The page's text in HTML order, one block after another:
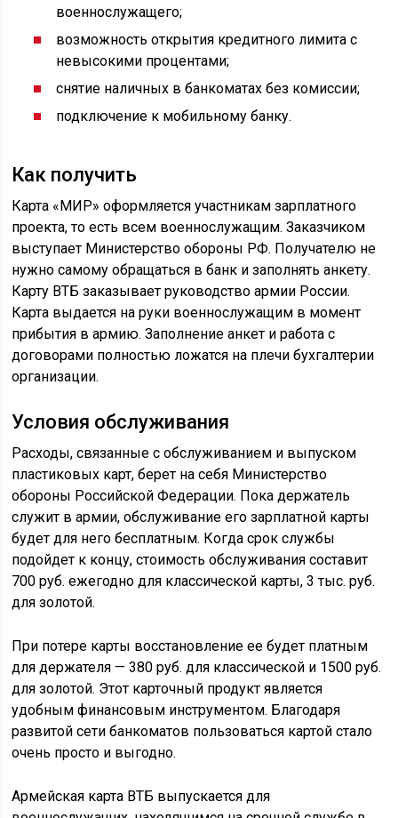
военнослужащего;
возможность открытия кредитного лимита с
невысокими процентами;
снятие наличных в банкоматах без комиссии;
подключение к мобильному банку.
Как получить
Карта «МИР» оформляется участникам зарплатного
проекта, то есть всем военнослужащим. Заказчиком
выступает Министерство обороны РФ. Получателю не
нужно самому обращаться в банк и заполнять анкету.
Карту ВТБ заказывает руководство армии России.
Карта выдается на руки военнослужащим в момент
прибытия в армию. Заполнение анкет и работа с
договорами полностью ложатся на плечи бухгалтерии
организации.
Условия обслуживания
Расходы, связанные с обслуживанием и выпуском
пластиковых карт, берет на себя Министерство
обороны Российской Федерации. Пока держатель
служит в армии, обслуживание его зарплатной карты
будет для него бесплатным. Когда срок службы
подойдет к концу, стоимость обслуживания составит
700 руб. ежегодно для классической карты, 3 тыс. руб.
для золотой.
При потере карты восстановление ее будет платным
для держателя — 380 руб. для классической и 1500 руб.
для золотой. Этот карточный продукт является
удобным финансовым инструментом. Благодаря
развитой сети банкоматов пользоваться картой стало
очень просто и выгодно.
Армейская карта ВТБ выпускается для